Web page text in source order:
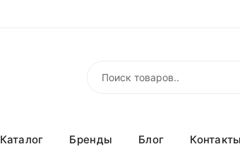
Каталог Бренды Блог Контакты